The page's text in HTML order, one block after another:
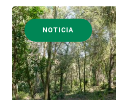
NOTICIA